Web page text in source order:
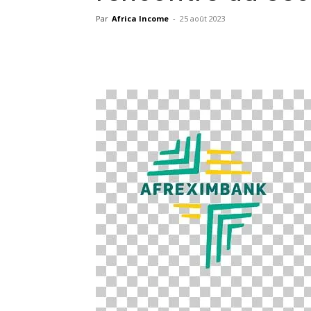
Par Africa Income - 25 août 2023